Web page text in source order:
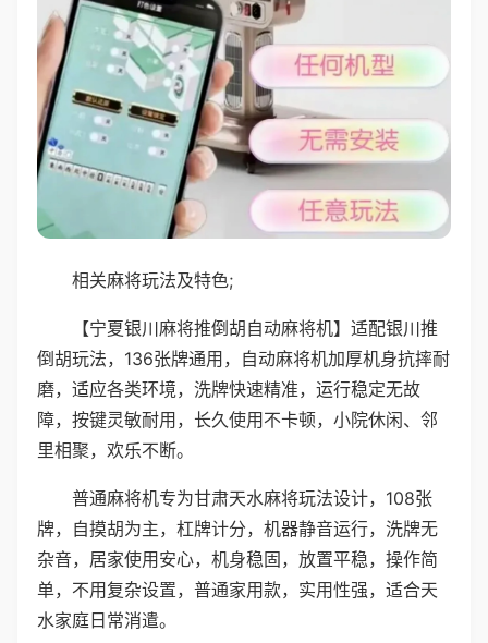
相关麻将玩法及特色;
【宁夏银川麻将推倒胡自动麻将机】适配银川推
倒胡玩法，136张牌通用，自动麻将机加厚机身抗摔耐
磨，适应各类环境，洗牌快速精准，运行稳定无故
障，按键灵敏耐用，长久使用不卡顿，小院休闲、邻
里相聚，欢乐不断。
普通麻将机专为甘肃天水麻将玩法设计，108张
牌，自摸胡为主，杠牌计分，机器静音运行，洗牌无
杂音，居家使用安心，机身稳固，放置平稳，操作简
单，不用复杂设置，普通家用款，实用性强，适合天
水家庭日常消遣。